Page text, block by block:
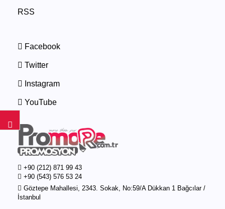
RSS
Facebook
Twitter
Instagram
YouTube
+90 (212) 871 99 43
+90 (543) 576 53 24
Göztepe Mahallesi, 2343. Sokak, No:59/A Dükkan 1 Bağcılar /
İstanbul